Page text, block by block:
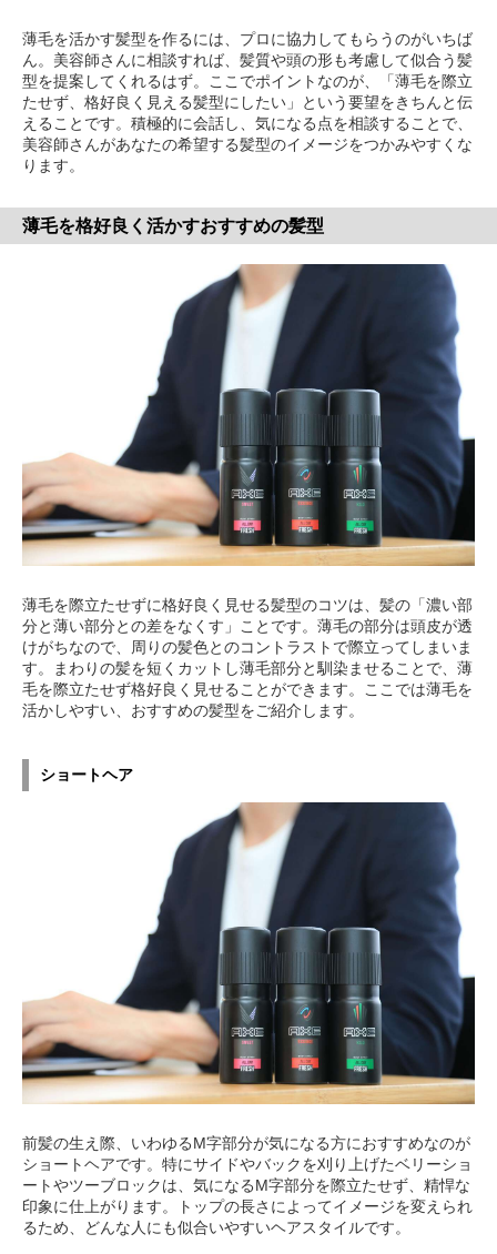
薄毛を活かす髪型を作るには、プロに協力してもらうのがいちば
ん。美容師さんに相談すれば、髪質や頭の形も考慮して似合う髪
型を提案してくれるはず。ここでポイントなのが、「薄毛を際立
たせず、格好良く見える髪型にしたい」という要望をきちんと伝
えることです。積極的に会話し、気になる点を相談することで、
美容師さんがあなたの希望する髪型のイメージをつかみやすくな
ります。
薄毛を格好良く活かすおすすめの髪型
薄毛を際立たせずに格好良く見せる髪型のコツは、髪の「濃い部
分と薄い部分との差をなくす」ことです。薄毛の部分は頭皮が透
けがちなので、周りの髪色とのコントラストで際立ってしまいま
す。まわりの髪を短くカットし薄毛部分と馴染ませることで、薄
毛を際立たせず格好良く見せることができます。ここでは薄毛を
活かしやすい、おすすめの髪型をご紹介します。
ショートヘア
前髪の生え際、いわゆるM字部分が気になる方におすすめなのが
ショートヘアです。特にサイドやバックを刈り上げたベリーショ
ートやツーブロックは、気になるM字部分を際立たせず、精悍な
印象に仕上がります。トップの長さによってイメージを変えられ
るため、どんな人にも似合いやすいヘアスタイルです。